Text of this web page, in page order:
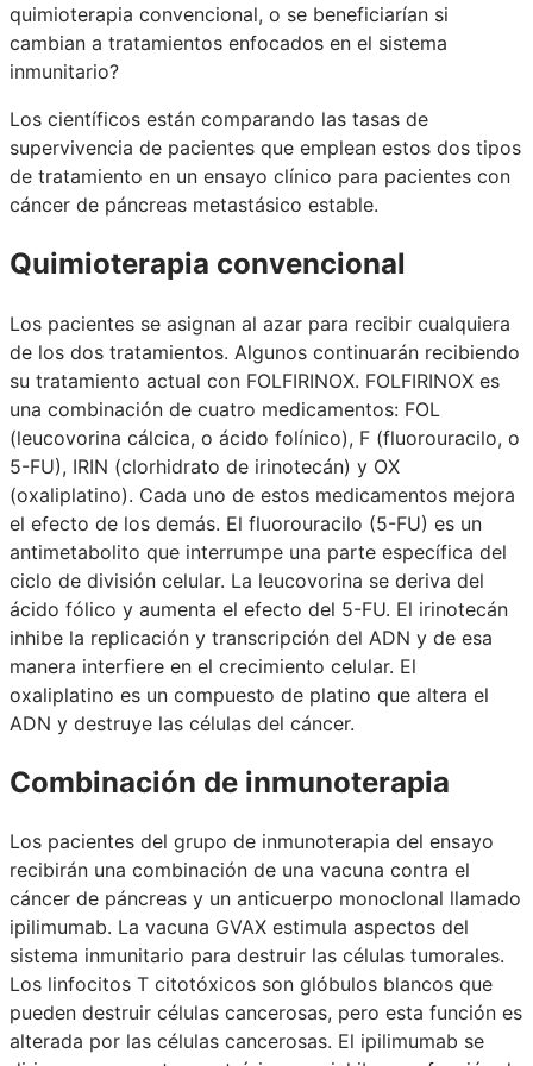
quimioterapia convencional, o se beneficiarían si
cambian a tratamientos enfocados en el sistema
inmunitario?
Los científicos están comparando las tasas de
supervivencia de pacientes que emplean estos dos tipos
de tratamiento en un ensayo clínico para pacientes con
cáncer de páncreas metastásico estable.
Quimioterapia convencional
Los pacientes se asignan al azar para recibir cualquiera
de los dos tratamientos. Algunos continuarán recibiendo
su tratamiento actual con FOLFIRINOX. FOLFIRINOX es
una combinación de cuatro medicamentos: FOL
(leucovorina cálcica, o ácido folínico), F (fluorouracilo, o
5-FU), IRIN (clorhidrato de irinotecán) y OX
(oxaliplatino). Cada uno de estos medicamentos mejora
el efecto de los demás. El fluorouracilo (5-FU) es un
antimetabolito que interrumpe una parte específica del
ciclo de división celular. La leucovorina se deriva del
ácido fólico y aumenta el efecto del 5-FU. El irinotecán
inhibe la replicación y transcripción del ADN y de esa
manera interfiere en el crecimiento celular. El
oxaliplatino es un compuesto de platino que altera el
ADN y destruye las células del cáncer.
Combinación de inmunoterapia
Los pacientes del grupo de inmunoterapia del ensayo
recibirán una combinación de una vacuna contra el
cáncer de páncreas y un anticuerpo monoclonal llamado
ipilimumab. La vacuna GVAX estimula aspectos del
sistema inmunitario para destruir las células tumorales.
Los linfocitos T citotóxicos son glóbulos blancos que
pueden destruir células cancerosas, pero esta función es
alterada por las células cancerosas. El ipilimumab se